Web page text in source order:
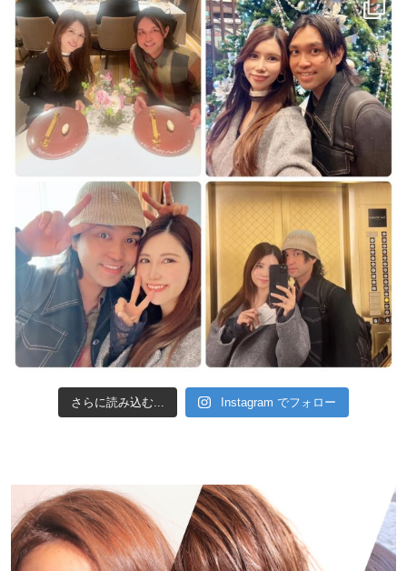
さらに読み込む... Instagram でフォロー